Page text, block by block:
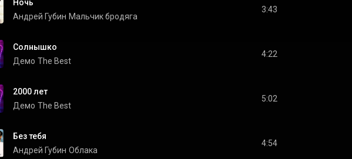
Ночь
Андрей Губин Мальчик бродяга
3:43
Солнышко
Демо The Best
4:22
2000 лет
Демо The Best
5:02
Без тебя
Андрей Губин Облака
4:54